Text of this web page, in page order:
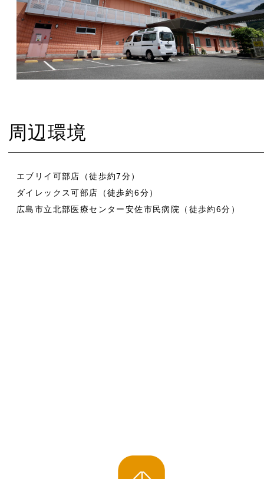
周辺環境
エブリイ可部店（徒歩約7分）
ダイレックス可部店（徒歩約6分）
広島市立北部医療センター安佐市民病院（徒歩約6分）